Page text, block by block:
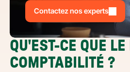
Contactez nos experts
QU'EST-CE QUE LE
COMPTABILITÉ ?